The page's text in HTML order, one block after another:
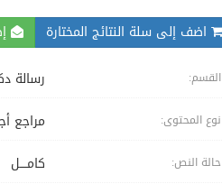
اضف إلى سلة النتائج المختارة
القسم: رسالة
نوع المحتوى: مراجع
حالة النص: كامــــل